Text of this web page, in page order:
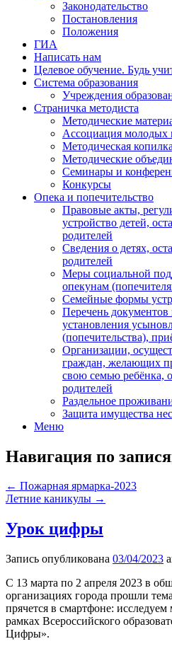
Законодательство
Постановления
Положения
ГИА
Написать нам
Целевое обучение. Будь
Система образования
Учреждения
Страничка методиста
Методические
Ассоциация молодых
Методическая копилка
Методические
Семинары и
Конкурсы
Опека и попечительство
Правовые акты,
устройство детей,
родителей
Сведения о детях,
родителей
Меры социальной
опекунам
Семейные формы
Перечень
установления
(попечительства),
Организации,
граждан, желающих
свою семью ребёнка,
родителей
Раздельное
Защита имущества
Меню
Навигация по
← Пожарная ярмарка-2023
Летние каникулы →
Урок цифры
Запись опубликована 03/04/2023
С 13 марта по 2 апреля 2023 в
организациях города прошли
прячется в смартфоне:
рамках Всероссийского
Цифры».